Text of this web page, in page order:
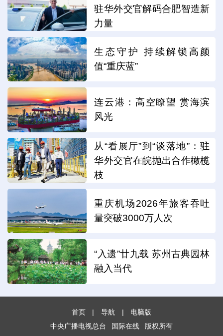
驻华外交官解码合肥智造新
力量
生态守护 持续解锁高颜
值“重庆蓝”
连云港：高空瞭望 赏海滨
风光
从“看展厅”到“谈落地”：驻
华外交官在皖抛出合作橄榄
枝
重庆机场2026年旅客吞吐
量突破3000万人次
“入遗”廿九载 苏州古典园林
融入当代
首页 | 导航 |
电脑版
中央广播电视总台
国际在线 版权所有